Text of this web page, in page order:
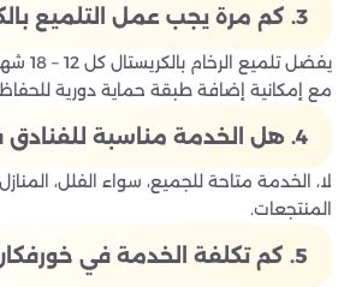
3. كم مرة يجب عمل التلميع بالكريستال؟
يفضل
مع إمكانية إضافة طبقة حماية دورية
4. هل الخدمة مناسبة للفنادق فقط؟
لا، الخدمة متاحة للجميع، سواء الفلل،
المنتجعات.
5. كم تكلفة الخدمة في خورفكان؟